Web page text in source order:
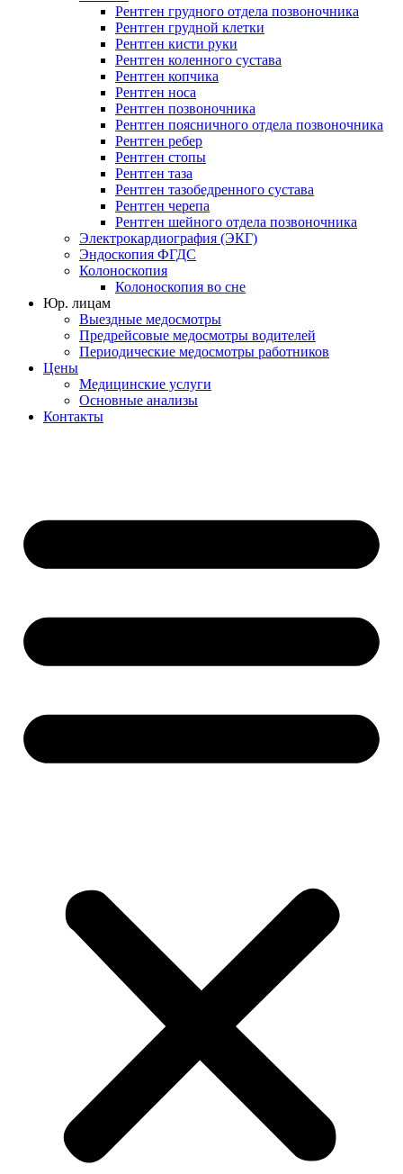
Рентген грудного отдела позвоночника
Рентген грудной клетки
Рентген кисти руки
Рентген коленного сустава
Рентген копчика
Рентген носа
Рентген позвоночника
Рентген поясничного отдела позвоночника
Рентген ребер
Рентген стопы
Рентген таза
Рентген тазобедренного сустава
Рентген черепа
Рентген шейного отдела позвоночника
Электрокардиография (ЭКГ)
Эндоскопия ФГДС
Колоноскопия
Колоноскопия во сне
Юр. лицам
Выездные медосмотры
Предрейсовые медосмотры водителей
Периодические медосмотры работников
Цены
Медицинские услуги
Основные анализы
Контакты